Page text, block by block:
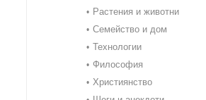
Растения и животни
Семейство и дом
Технологии
Философия
Християнство